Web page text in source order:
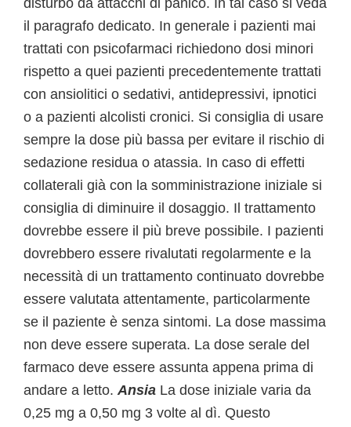
disturbo da attacchi di panico. In tal caso si veda
il paragrafo dedicato. In generale i pazienti mai
trattati con psicofarmaci richiedono dosi minori
rispetto a quei pazienti precedentemente trattati
con ansiolitici o sedativi, antidepressivi, ipnotici
o a pazienti alcolisti cronici. Si consiglia di usare
sempre la dose più bassa per evitare il rischio di
sedazione residua o atassia. In caso di effetti
collaterali già con la somministrazione iniziale si
consiglia di diminuire il dosaggio. Il trattamento
dovrebbe essere il più breve possibile. I pazienti
dovrebbero essere rivalutati regolarmente e la
necessità di un trattamento continuato dovrebbe
essere valutata attentamente, particolarmente
se il paziente è senza sintomi. La dose massima
non deve essere superata. La dose serale del
farmaco deve essere assunta appena prima di
andare a letto.Ansia La dose iniziale varia da
0,25 mg a 0,50 mg 3 volte al dì. Questo